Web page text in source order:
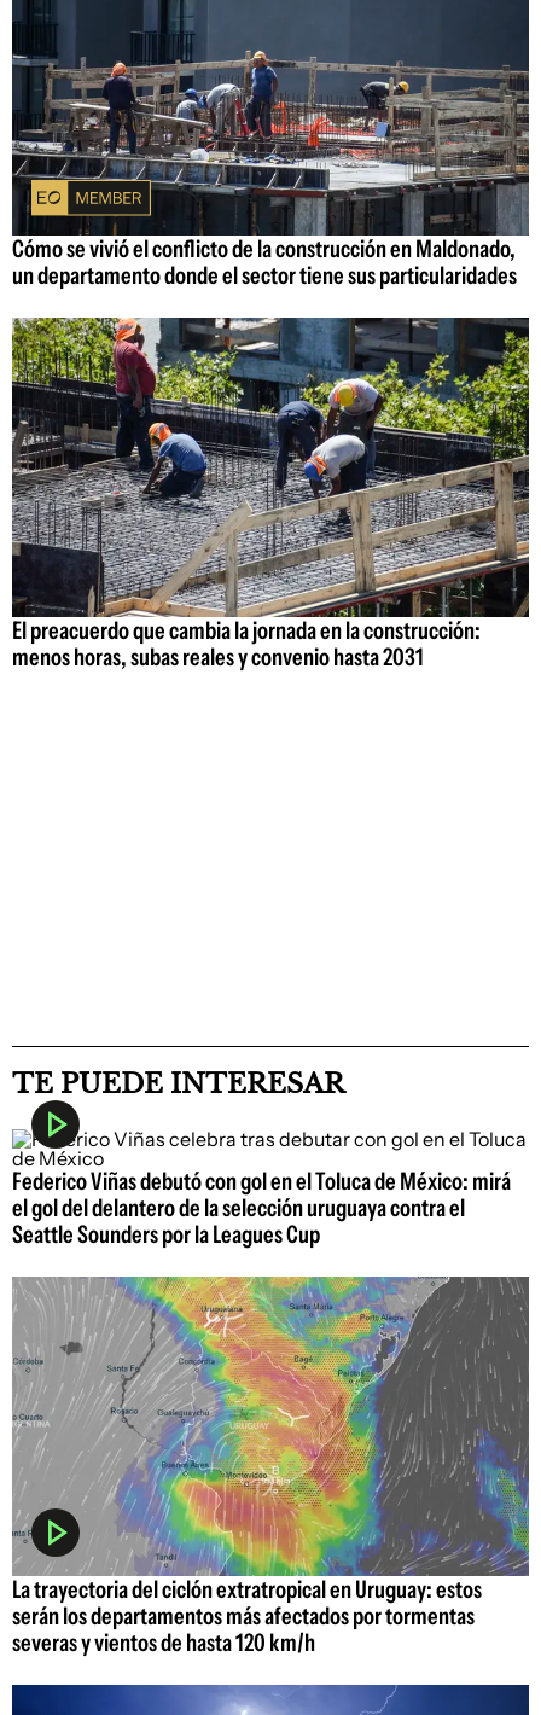
Cómo se vivió el conflicto de la construcción en Maldonado,
un departamento donde el sector tiene sus particularidades
El preacuerdo que cambia la jornada en la construcción:
menos horas, subas reales y convenio hasta 2031
TE PUEDE INTERESAR
Federico Viñas debutó con gol en el Toluca de México: mirá
el gol del delantero de la selección uruguaya contra el
Seattle Sounders por la Leagues Cup
La trayectoria del ciclón extratropical en Uruguay: estos
serán los departamentos más afectados por tormentas
severas y vientos de hasta 120 km/h